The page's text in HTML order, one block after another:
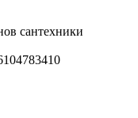
сантехники